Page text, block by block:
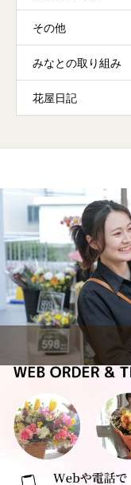
その他
みなとの取り組み
花屋日記